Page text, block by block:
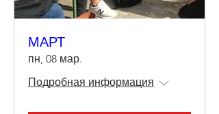
МАРТ
пн, 08 мар.
Подробная информация